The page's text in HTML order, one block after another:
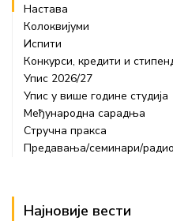
Настава
Колоквијуми
Испити
Конкурси, кредити и
Упис 2026/27
Упис у више године студија
Међународна сарадња
Стручна пракса
Предавања/семинари/
Најновије вести